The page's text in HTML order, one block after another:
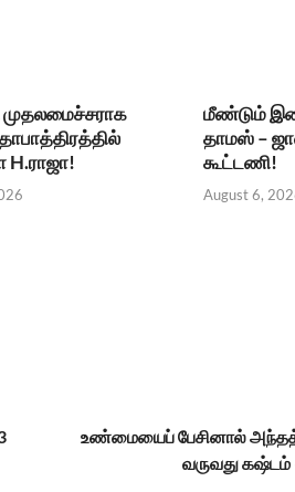
முதலமைச்சராக
H.ராஜா!
மீண்டும்
தாமஸ் –
கூட்டணி!
August 6,
உண்மையைப் பேசினால் அந்தத்
வருவது